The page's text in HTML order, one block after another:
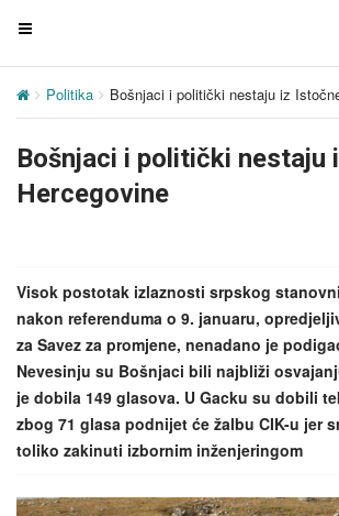
T
g
e
n
g
a
t
i
o
n
Politika Bošnjaci i politički nestaju iz
Bošnjaci i politički nestaju
Hercegovine
Visok postotak izlaznosti srpskog
nakon referenduma o 9. januaru,
za Savez za promjene, nenadano je
Nevesinju su Bošnjaci bili najbliži
je dobila 149 glasova. U Gacku su dobili
zbog 71 glasa podnijet će žalbu CIK-u jer
toliko zakinuti izbornim inženjeringom